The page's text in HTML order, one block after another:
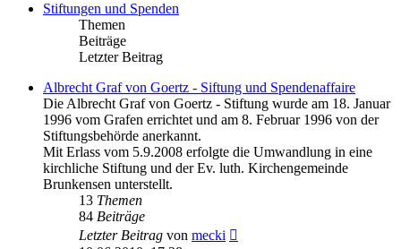
Stiftungen und Spenden
Themen
Beiträge
Letzter Beitrag
Albrecht Graf von Goertz - Siftung und Spendenaffaire
Die Albrecht Graf von Goertz - Stiftung wurde am 18. Januar
1996 vom Grafen errichtet und am 8. Februar 1996 von der
Stiftungsbehörde anerkannt.
Mit Erlass vom 5.9.2008 erfolgte die Umwandlung in eine
kirchliche Stiftung und der Ev. luth. Kirchengemeinde
Brunkensen unterstellt.
13 Themen
84 Beiträge
Letzter Beitrag von mecki